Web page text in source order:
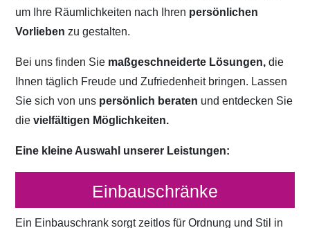
um Ihre Räumlichkeiten nach Ihren persönlichen
Vorliebenzu gestalten.
Bei uns finden Sie maßgeschneiderte Lösungen, die
Ihnen täglich Freude und Zufriedenheit bringen. Lassen
Sie sich von uns persönlich beraten und entdecken Sie
dievielfältigen Möglichkeiten.
Eine kleine Auswahl unserer Leistungen:
Einbauschränke
Ein Einbauschrank sorgt zeitlos für Ordnung und Stil in